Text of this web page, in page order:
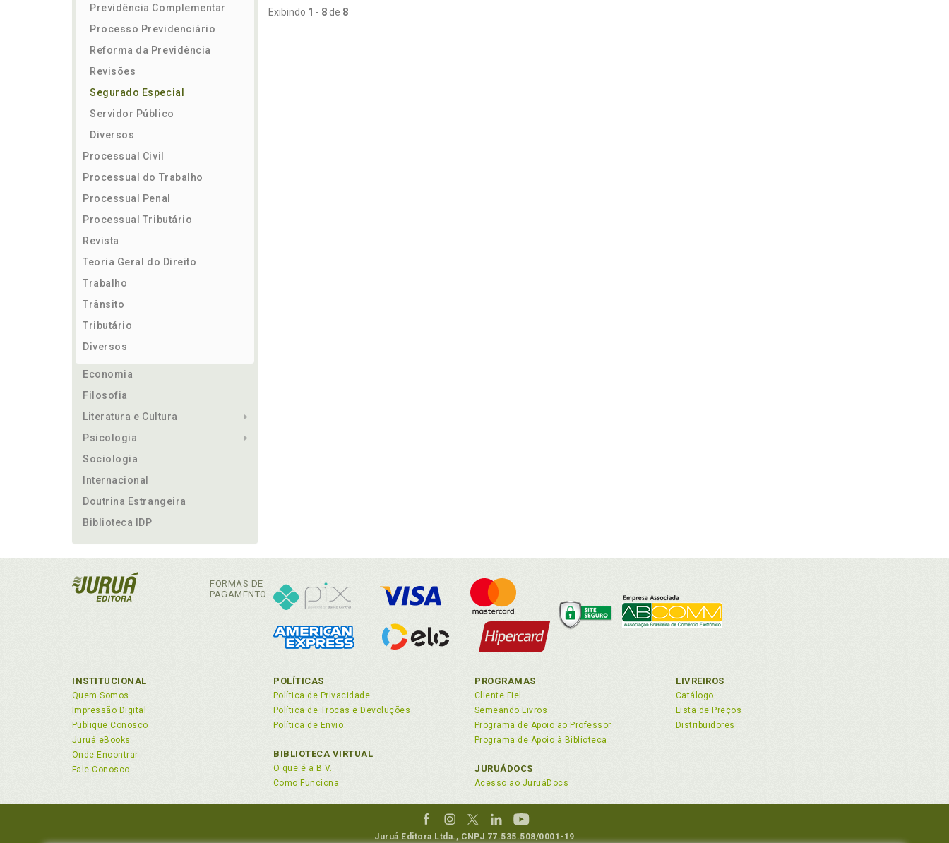
Previdência Complementar
Processo Previdenciário
Reforma da Previdência
Revisões
Segurado Especial
Servidor Público
Diversos
Processual Civil
Processual do Trabalho
Processual Penal
Processual Tributário
Revista
Teoria Geral do Direito
Trabalho
Trânsito
Tributário
Diversos
Economia
Filosofia
Literatura e Cultura
Psicologia
Sociologia
Internacional
Doutrina Estrangeira
Biblioteca IDP
Exibindo 1 - 8de 8
FORMAS DE
PAGAMENTO
INSTITUCIONAL
Quem Somos
Impressão Digital
Publique Conosco
Juruá eBooks
Onde Encontrar
Fale Conosco
POLÍTICAS
Política de Privacidade
Política de Trocas e Devoluções
Política de Envio
BIBLIOTECA VIRTUAL
O que é a B.V.
Como Funciona
PROGRAMAS
Cliente Fiel
Semeando Livros
Programa de Apoio ao Professor
Programa de Apoio à Biblioteca
JURUÁDOCS
Acesso ao JuruáDocs
LIVREIROS
Catálogo
Lista de Preços
Distribuidores
Juruá Editora Ltda., CNPJ 77.535.508/0001-19